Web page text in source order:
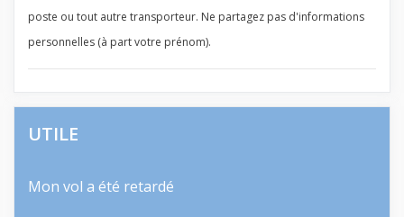
poste ou tout autre transporteur. Ne partagez pas d'informations
personnelles (à part votre prénom).
UTILE
Mon vol a été retardé